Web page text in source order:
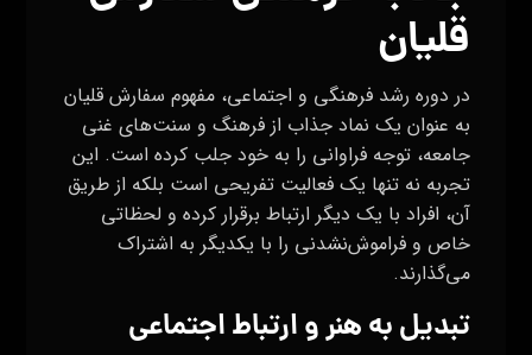
قلیان
در دوره رشد فرهنگی و اجتماعی، مفهوم سفارش قلیان
به عنوان یک نماد جذاب از فرهنگ و سنت‌های غنی
جامعه، توجه فراوانی را به خود جلب کرده است. این
تجربه نه تنها یک فعالیت تفریحی است بلکه از طریق
آن، افراد با یک دیگر ارتباط برقرار کرده و لحظاتی
خاص و فراموش‌نشدنی را با یکدیگر به اشتراک
می‌گذارند.
تبدیل به هنر و ارتباط اجتماعی